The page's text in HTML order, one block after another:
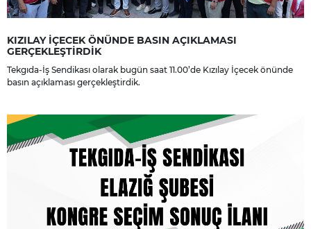
KIZILAY İÇECEK ÖNÜNDE BASIN AÇIKLAMASI
GERÇEKLEŞTİRDİK
Tekgıda-İş Sendikası olarak bugün saat 11.00’de Kızılay İçecek önünde
basın açıklaması gerçekleştirdik.